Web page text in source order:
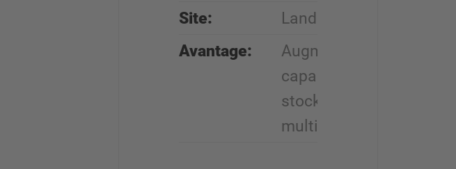
Site:
Landquart, Suisse
Avantage:
Augmentation des
capacités de
stockage,
multifonctionnalité